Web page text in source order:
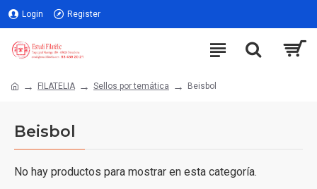
Login Register
FILATELIA Sellos por temática Beisbol
Beisbol
No hay productos para mostrar en esta categoría.